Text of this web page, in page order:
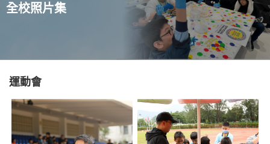
全校照片集
運動會